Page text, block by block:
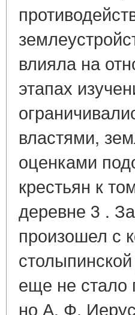
влияла на
этапах
властями,
оценками
крестьян к
деревне 3 .
произошел с
еще не стало
но А. Ф.